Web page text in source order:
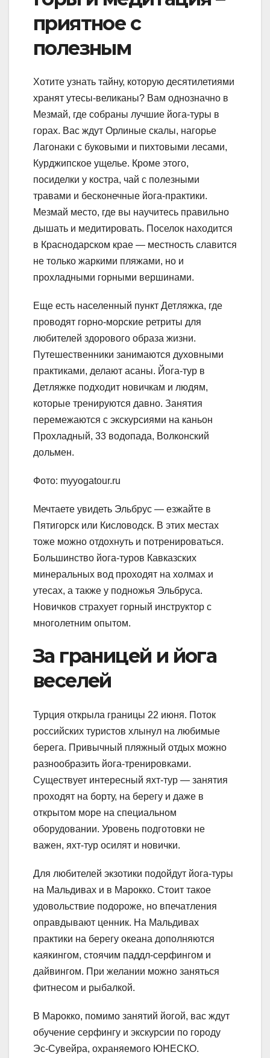
приятное с
полезным
Хотите узнать тайну, которую десятилетиями
хранят утесы-великаны? Вам однозначно в
Мезмай, где собраны лучшие йога-туры в
горах. Вас ждут Орлиные скалы, нагорье
Лагонаки с буковыми и пихтовыми лесами,
Курджипское ущелье. Кроме этого,
посиделки у костра, чай с полезными
травами и бесконечные йога-практики.
Мезмай место, где вы научитесь правильно
дышать и медитировать. Поселок находится
в Краснодарском крае — местность славится
не только жаркими пляжами, но и
прохладными горными вершинами.
Еще есть населенный пункт Детляжка, где
проводят горно-морские ретриты для
любителей здорового образа жизни.
Путешественники занимаются духовными
практиками, делают асаны. Йога-тур в
Детляжке подходит новичкам и людям,
которые тренируются давно. Занятия
перемежаются с экскурсиями на каньон
Прохладный, 33 водопада, Волконский
дольмен.
Фото: myyogatour.ru
Мечтаете увидеть Эльбрус — езжайте в
Пятигорск или Кисловодск. В этих местах
тоже можно отдохнуть и потренироваться.
Большинство йога-туров Кавказских
минеральных вод проходят на холмах и
утесах, а также у подножья Эльбруса.
Новичков страхует горный инструктор с
многолетним опытом.
За границей и йога
веселей
Турция открыла границы 22 июня. Поток
российских туристов хлынул на любимые
берега. Привычный пляжный отдых можно
разнообразить йога-тренировками.
Существует интересный яхт-тур — занятия
проходят на борту, на берегу и даже в
открытом море на специальном
оборудовании. Уровень подготовки не
важен, яхт-тур осилят и новички.
Для любителей экзотики подойдут йога-туры
на Мальдивах и в Марокко. Стоит такое
удовольствие подороже, но впечатления
оправдывают ценник. На Мальдивах
практики на берегу океана дополняются
каякингом, стоячим паддл-серфингом и
дайвингом. При желании можно заняться
фитнесом и рыбалкой.
В Марокко, помимо занятий йогой, вас ждут
обучение серфингу и экскурсии по городу
Эс-Сувейра, охраняемого ЮНЕСКО.